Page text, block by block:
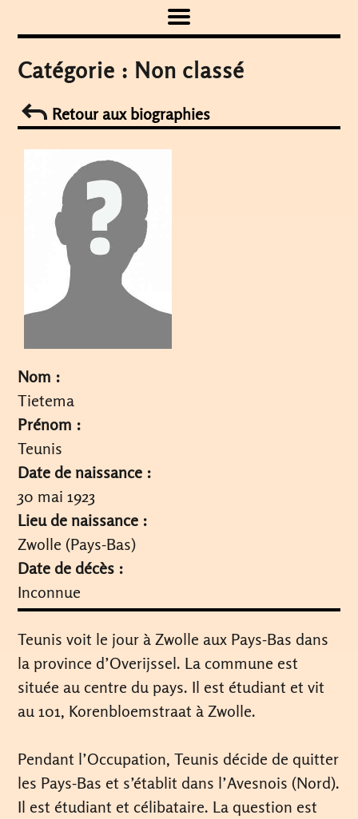
to
content
Catégorie : Non classé
Retour aux biographies
Nom :
Tietema
Prénom :
Teunis
Date de naissance :
30 mai 1923
Lieu de naissance :
Zwolle (Pays-Bas)
Date de décès :
Inconnue
Teunis voit le jour à Zwolle aux Pays-Bas dans
la province d’Overijssel. La commune est
située au centre du pays. Il est étudiant et vit
au 101, Korenbloemstraat à Zwolle.
Pendant l’Occupation, Teunis décide de quitter
les Pays-Bas et s’établit dans l’Avesnois (Nord).
Il est étudiant et célibataire. La question est